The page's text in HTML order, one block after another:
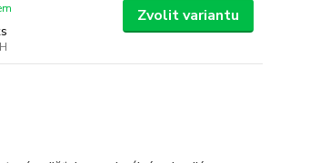
Zvolit variantu